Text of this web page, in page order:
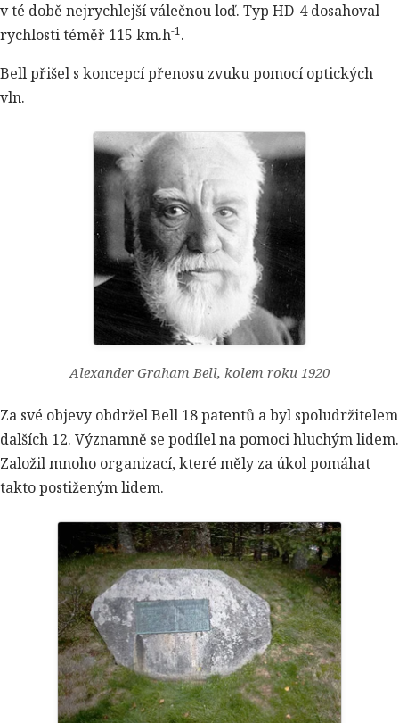
v té době nejrychlejší válečnou loď. Typ HD-4 dosahoval
rychlosti téměř 115 km.h-1.
Bell přišel s koncepcí přenosu zvuku pomocí optických
vln.
Alexander Graham Bell, kolem roku 1920
Za své objevy obdržel Bell 18 patentů a byl spoludržitelem
dalších 12. Významně se podílel na pomoci hluchým lidem.
Založil mnoho organizací, které měly za úkol pomáhat
takto postiženým lidem.